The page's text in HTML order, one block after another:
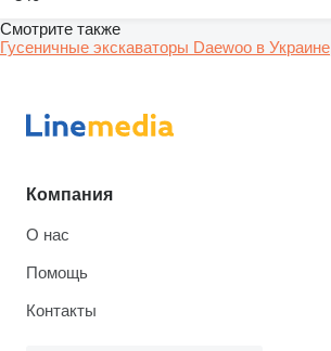
Смотрите также
Гусеничные экскаваторы Daewoo в Украине
Компания
О нас
Помощь
Контакты